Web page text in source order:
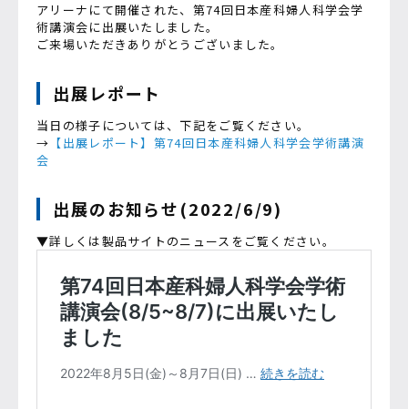
アリーナにて開催された、第74回日本産科婦人科学会学
術講演会に出展いたしました。
ご来場いただきありがとうございました。
出展レポート
当日の様子については、下記をご覧ください。
→ 【出展レポート】第74回日本産科婦人科学会学術講演
会
出展のお知らせ(2022/6/9)
▼詳しくは製品サイトのニュースをご覧ください。